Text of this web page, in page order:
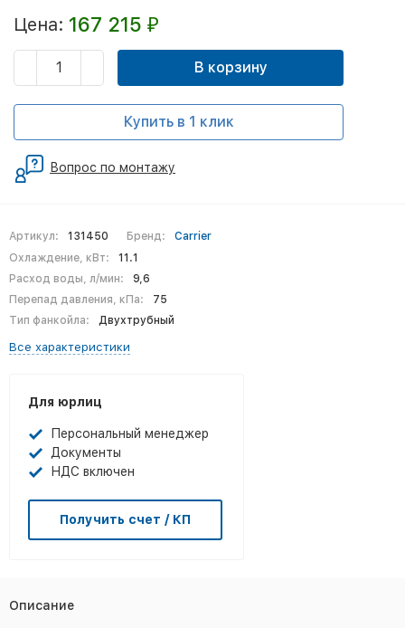
Артикул: 131450 Бренд:
Carrier
Охлаждение, кВт:
11.1
Расход воды, л/мин:
9,6
Перепад давления, кПа:
75
Тип фанкойла:
Двухтрубный
Все характеристики
Для юрлиц
Персональный менеджер
Документы
НДС включен
Получить счет / КП
Цена: 167 215 ₽
В корзину
Купить в 1 клик
Вопрос по монтажу
Описание